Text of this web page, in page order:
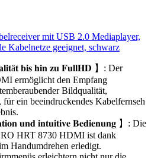
mit USB 2.0 Mediaplayer,
Kabelnetze geeignet, schwarz
𝐛𝐢𝐬 𝐡𝐢𝐧 𝐳𝐮 𝐅𝐮𝐥𝐥𝐇𝐃 】: Der
ermöglicht den Empfang
Bildqualität,
ein beeindruckendes Kabelfernseh
𝐮𝐧𝐝 𝐢𝐧𝐭𝐮𝐢𝐭𝐢𝐯𝐞 𝐁𝐞𝐝𝐢𝐞𝐧𝐮𝐧𝐠 】: Die
HRT 8730 HDMI ist dank
Handumdrehen erledigt.